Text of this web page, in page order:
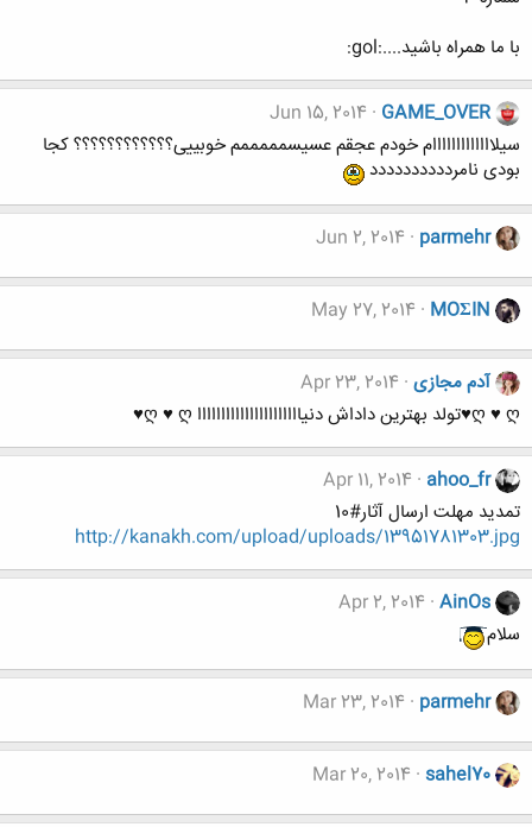
با ما همراه باشید....:gol:
GAME_OVER
Jun 15, 2014
سیلااااااااااااام خودم عجقم عسیسمممممم خوبییی؟؟؟؟؟؟؟؟؟؟؟؟ کجا
بودی نامردددددددددد
parmehr
Jun 2, 2014
MOΣIN
May 27, 2014
آدم مجازی Apr 23, 2014
ღ ♥ ღ♥تولد بهترین داداش دنیاااااااااااااااااااااا ღ ♥ ღ♥
ahoo_fr
Apr 11, 2014
تمدید مهلت ارسال آثار#10
http://kanakh.com/upload/uploads/13951781303.jpg
AinOs
Apr 2, 2014
سلام
parmehr
Mar 23, 2014
sahel70
Mar 20, 2014